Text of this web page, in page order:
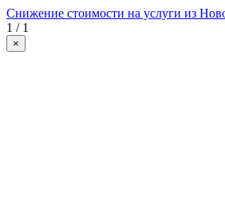
Снижение стоимости на услуги из
1 / 1
×